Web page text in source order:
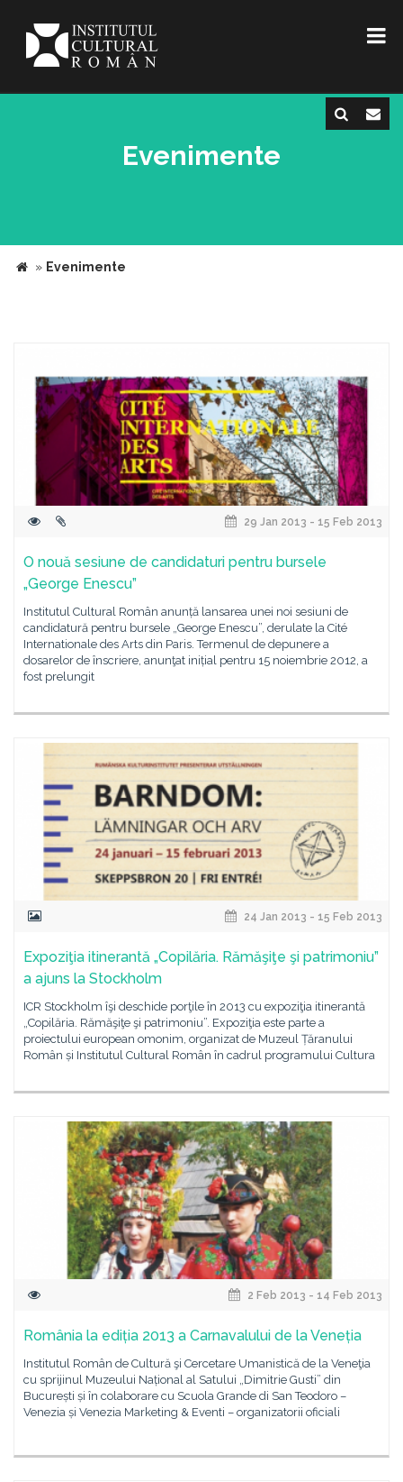
Evenimente
» Evenimente
29 Jan 2013 - 15 Feb 2013
O nouă sesiune de candidaturi pentru bursele
„George Enescu”
Institutul Cultural Român anunță lansarea unei noi sesiuni de
candidatură pentru bursele „George Enescu”, derulate la Cité
Internationale des Arts din Paris. Termenul de depunere a
dosarelor de înscriere, anunţat inițial pentru 15 noiembrie 2012, a
fost prelungit
24 Jan 2013 - 15 Feb 2013
Expoziţia itinerantă „Copilăria. Rămăşiţe şi patrimoniu”
a ajuns la Stockholm
ICR Stockholm îşi deschide porţile în 2013 cu expoziţia itinerantă
„Copilăria. Rămăşiţe şi patrimoniu”. Expoziţia este parte a
proiectului european omonim, organizat de Muzeul Țăranului
Român și Institutul Cultural Român în cadrul programului Cultura
2 Feb 2013 - 14 Feb 2013
România la ediția 2013 a Carnavalului de la Veneția
Institutul Român de Cultură şi Cercetare Umanistică de la Veneţia
cu sprijinul Muzeului Național al Satului „Dimitrie Gusti” din
București și în colaborare cu Scuola Grande di San Teodoro –
Venezia și Venezia Marketing & Eventi – organizatorii oficiali